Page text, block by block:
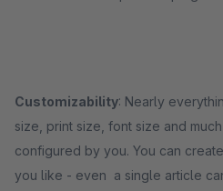
Customizability: Nearly
size, print size, font size and
configured by you. You can
you like - even a single article